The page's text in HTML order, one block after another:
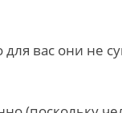
вас они не